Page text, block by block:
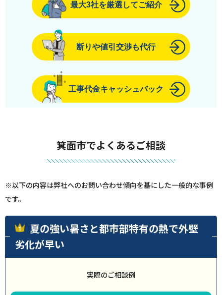
最大3社を厳選してご紹介
断りや値引交渉も代行
工事代金キャッシュバック
箕面市でよくあるご相談
※以下の内容は弊社へのお問い合わせ傾向を基にした一般的な事例
です。
夏の強い暑さと都市部特有の熱で外壁
劣化が早い
実際のご相談例